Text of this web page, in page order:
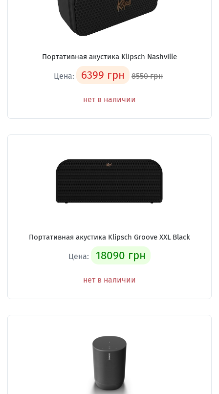
Портативная акустика Klipsch Nashville
Цена: 6399 грн 8550 грн
нет в наличии
Портативная акустика Klipsch Groove XXL Black
Цена: 18090 грн
нет в наличии